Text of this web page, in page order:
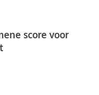
score voor